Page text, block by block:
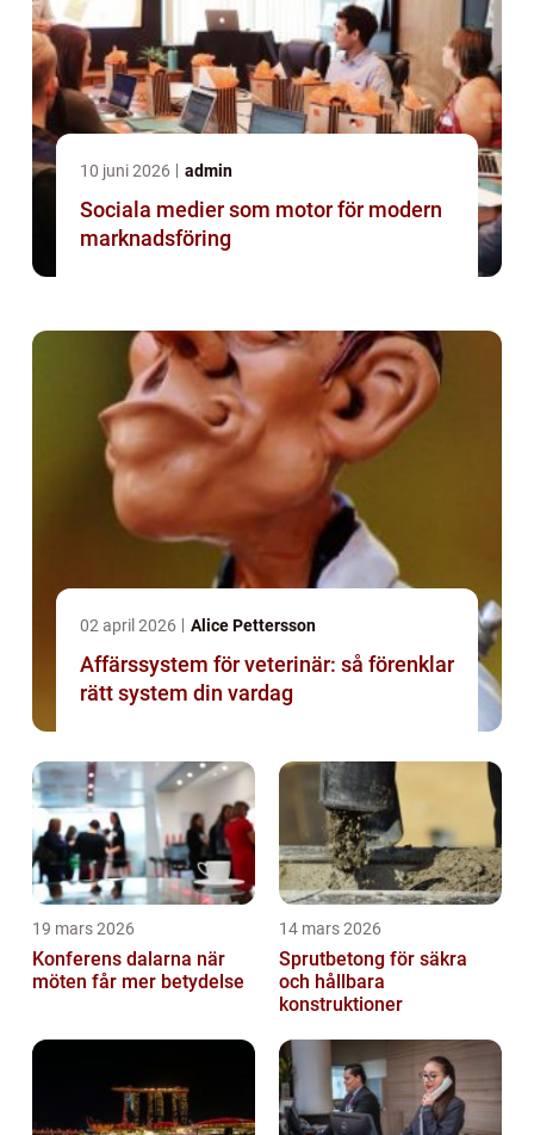
10 juni 2026 admin
Sociala medier som motor för modern
marknadsföring
02 april 2026 Alice Pettersson
Affärssystem för veterinär: så förenklar
rätt system din vardag
19 mars 2026
Konferens dalarna när
möten får mer betydelse
14 mars 2026
Sprutbetong för säkra
och hållbara
konstruktioner